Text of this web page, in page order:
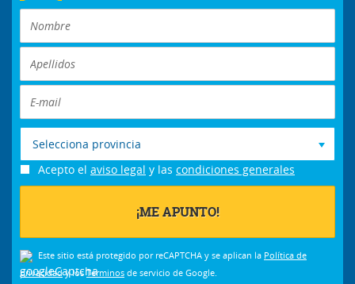
Selecciona provincia
Acepto el aviso legal y las condiciones generales
Este sitio está protegido por reCAPTCHA y se aplican la Política de
privacidady losTérminos de servicio de Google.